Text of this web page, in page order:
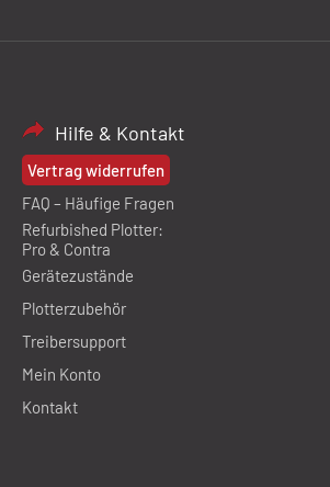
Hilfe & Kontakt
Vertrag widerrufen
FAQ – Häufige Fragen
Refurbished Plotter:
Pro & Contra
Gerätezustände
Plotterzubehör
Treibersupport
Mein Konto
Kontakt